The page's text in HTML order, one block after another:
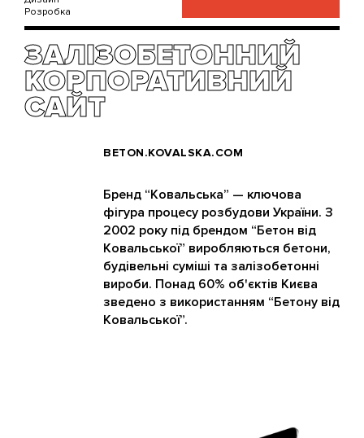
Розробка
ЗАЛІЗОБЕТОННИЙ
КОРПОРАТИВНИЙ
САЙТ
BETON.KOVALSKA.COM
Бренд “Ковальська” — ключова
фігура процесу розбудови України. З
2002 року під брендом “Бетон від
Ковальської” виробляються бетони,
будівельні суміші та залізобетонні
вироби. Понад 60% об'єктів Києва
зведено з використанням “Бетону від
Ковальської”.